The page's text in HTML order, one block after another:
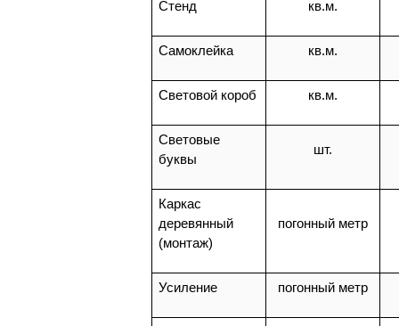
Стенд кв.м.
Самоклейка кв.м.
Световой короб кв.м.
Световые
буквы
шт.
Каркас
деревянный
(монтаж)
погонный метр
Усиление погонный метр